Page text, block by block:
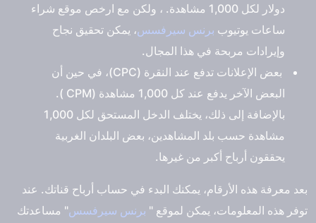
دولار لكل 1,000 مشاهدة. ، ولكن مع ارخص موقع شراء
ساعات يوتيوب برنس سيرفسس، يمكن تحقيق نجاح
وإيرادات مربحة في هذا المجال.
بعض الإعلانات تدفع عند النقرة (СРС)، في حين أن
البعض الآخر يدفع عند كل 1,000 مشاهدة (СРМ ).
بالإضافة إلى ذلك، يختلف الدخل المستحق لكل 1,000
مشاهدة حسب بلد المشاهدين، بعض البلدان الغربية
يحققون أرباح أكبر من غيرها.
بعد معرفة هذه الأرقام، يمكنك البدء في حساب أرباح قناتك. عند
توفر هذه المعلومات، يمكن لموقع " برنس سيرفسس" مساعدتك